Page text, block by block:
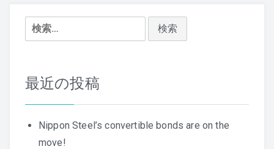
検
索:
最近の投稿
Nippon Steel’s convertible bonds are on the
move!